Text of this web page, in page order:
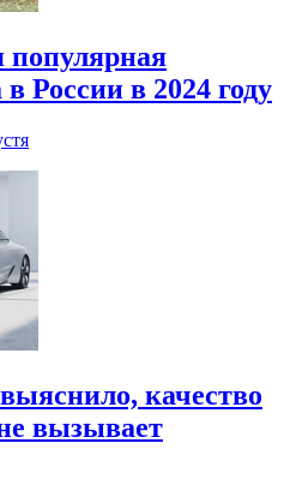
популярная
России в 2024 году
качество
вызывает